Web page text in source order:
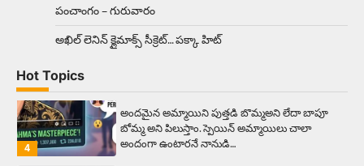
పంచాంగం – గురువారం
అఖిల్‌ లెనిన్ క్లైమాక్స్‌ సీక్రెట్‌… పక్కా హిట్‌
Hot Topics
4
Trending
ఏంది గురూ ఇంత అందంగా ఉన్నాడు…
Balachander 15/04/2026
అందమైన అమ్మాయిని పుత్తడి బొమ్మఅని లేదా బాపూ
బోమ్మ అని పిలుస్తాం. స్పెయిన్‌ అమ్మాయిలు చాలా
అందంగా ఉంటారనే నానుడి…